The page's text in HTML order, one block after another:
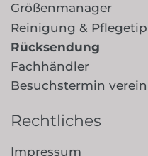
Größenmanager
Reinigung &
Rücksendung
Fachhändler
Besuchstermin
Rechtliches
Impressum